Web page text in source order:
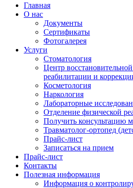
Главная
О нас
Документы
Сертификаты
Фотогалерея
Услуги
Стоматология
Центр
реабилитации и
Косметология
Наркология
Лабораторные
Отделение физической
Получить консультацию
Травматолог-ортопед
Прайс-лист
Записаться на прием
Прайс-лист
Контакты
Полезная информация
Информация о